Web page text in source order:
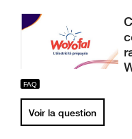
Voir la question